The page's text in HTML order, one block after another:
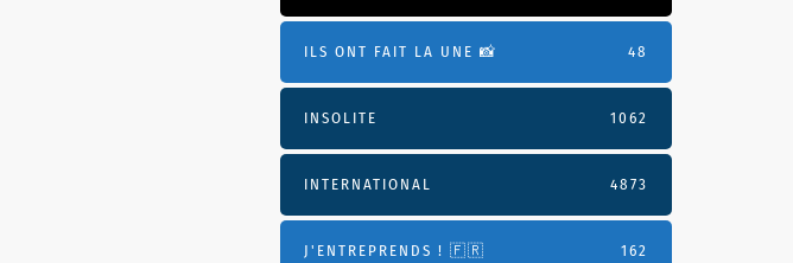
ILS ONT FAIT LA UNE 📸 48
INSOLITE 1062
INTERNATIONAL 4873
J'ENTREPRENDS ! 🇫🇷 162